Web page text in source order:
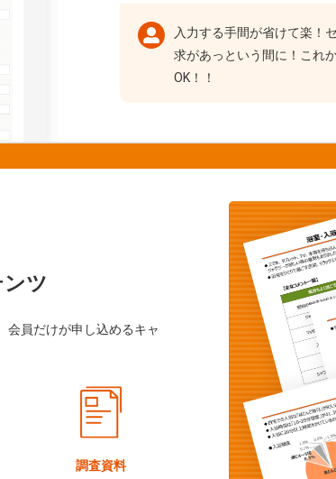
入力する手間が省けて楽！
求があっという間に！これ
OK！！
ツ
会員だけが申し込めるキャ
調査資料